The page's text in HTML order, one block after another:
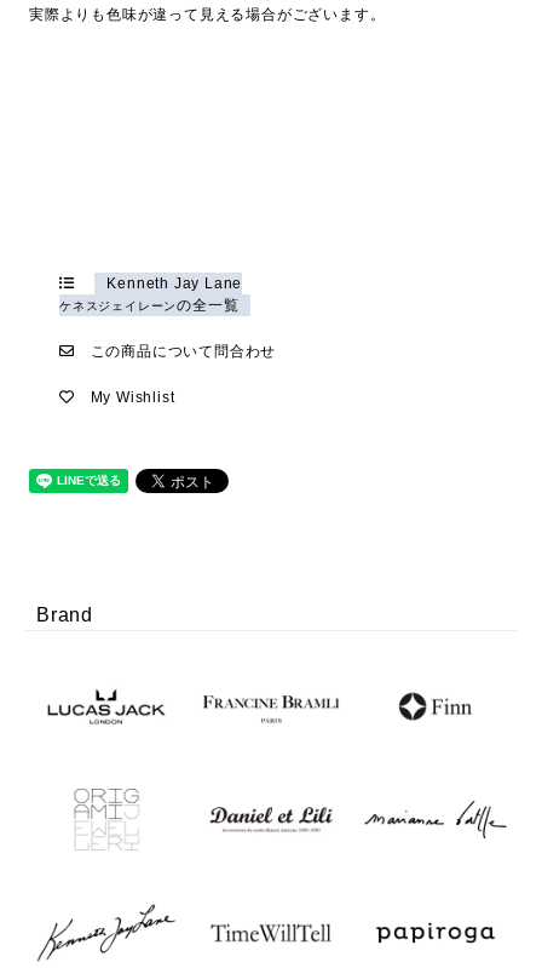
実際よりも色味が違って見える場合がございます。
Kenneth Jay Lane
ケネスジェイレーンの全一覧
この商品について問合わせ
My Wishlist
Brand